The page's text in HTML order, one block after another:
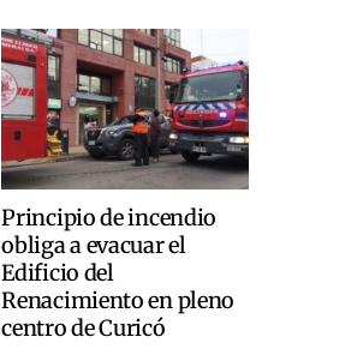
Principio de incendio
obliga a evacuar el
Edificio del
Renacimiento en pleno
centro de Curicó